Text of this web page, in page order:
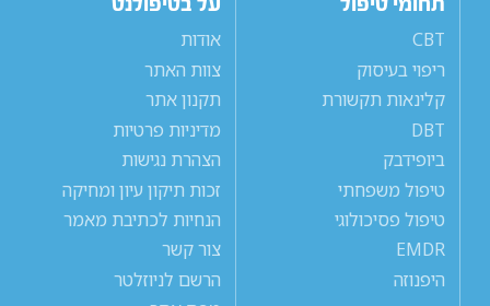
CBT
ריפוי בעיסוק
קלינאות תקשורת
DBT
ביופידבק
טיפול משפחתי
טיפול פסיכולוגי
EMDR
היפנוזה
אודות
צוות האתר
תקנון אתר
מדיניות פרטיות
הצהרת נגישות
זכות תיקון עיון ומחיקה
הנחיות לכתיבת מאמר
צור קשר
הרשם לניוזלטר